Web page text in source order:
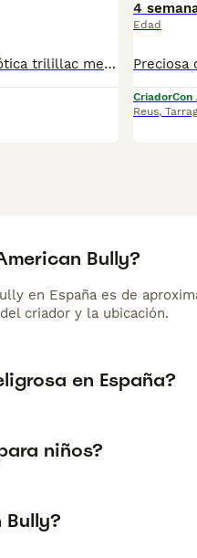
Estupenda hembra de american bullying micro exótica trilillac merle se entrega con sus vacunas correspondientes desparasitada cartilla y microchip incorporado
4
Edad
CriadorCon
Reus,
Bully?
en España es de
criador y la ubicación.
en España?
niños?